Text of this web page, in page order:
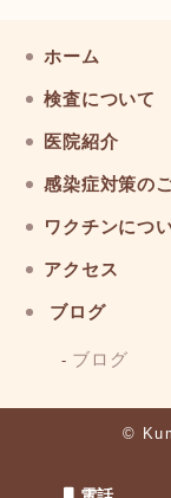
ホーム
検査について
医院紹介
感染症対策の
ワクチンにつ
アクセス
ブログ
ブログ
©